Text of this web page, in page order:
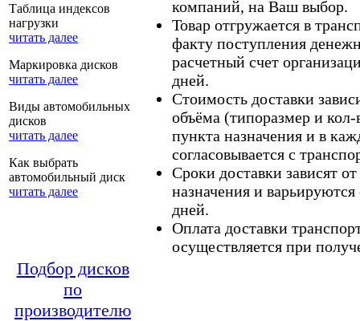
Таблица индексов
нагрузки
читать далее
Маркировка дисков
читать далее
Виды автомобильных
дисков
читать далее
Как выбрать
автомобильный диск
читать далее
Подбор дисков
по
производителю
компаний, на Ваш выбор.
Товар отгружается в
факту поступления
расчетный счет
дней.
Стоимость доставки
объёма (типоразмер и кол-
пункта назначения и в
согласовывается с
Сроки доставки зависят
назначения и
дней.
Оплата доставки
осуществляется при